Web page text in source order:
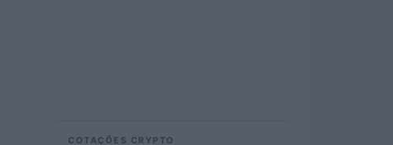
COTAÇÕES CRYPTO